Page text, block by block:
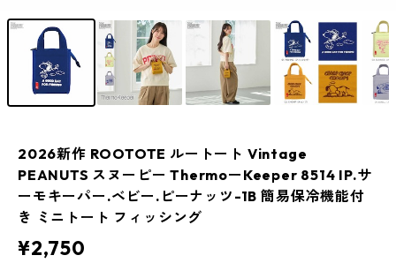
2026新作 ROOTOTE ルートート Vintage
PEANUTS スヌーピー ThermoーKeeper 8514 IP.サ
ーモキーパー.ベビー.ピーナッツ-1B 簡易保冷機能付
き ミニトート フィッシング
¥2,750